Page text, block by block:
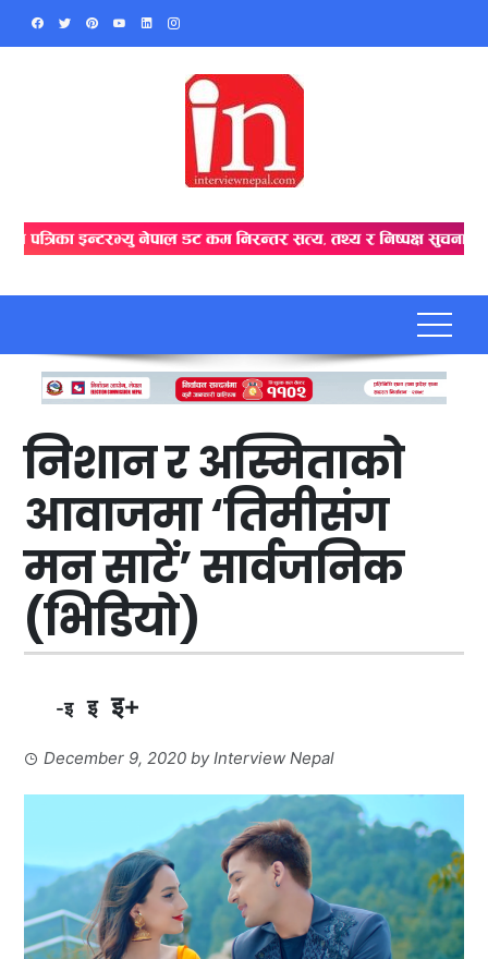
Skip
निशान र अस्मिताको
आवाजमा ‘तिमीसंग
मन साटें’ सार्वजनिक
(भिडियो)
-इ इ इ+
December 9, 2020 byInterview Nepal